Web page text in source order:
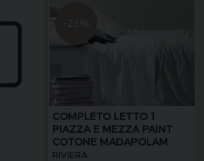
COMPLETO LETTO 1
PIAZZA E MEZZA PAINT
COTONE MADAPOLAM
RIVIERA